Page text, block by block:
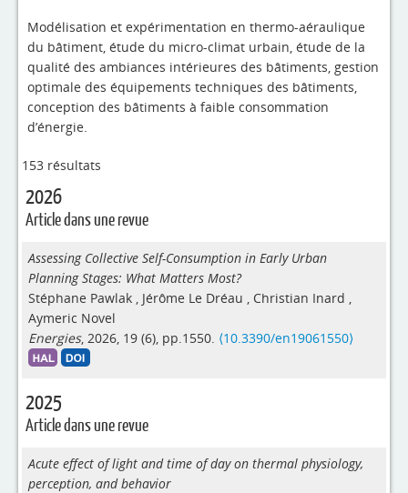
Modélisation et expérimentation en thermo-aéraulique
du bâtiment, étude du micro-climat urbain, étude de la
qualité des ambiances intérieures des bâtiments, gestion
optimale des équipements techniques des bâtiments,
conception des bâtiments à faible consommation
d’énergie.
153 résultats
2026
Article dans une revue
Assessing Collective Self-Consumption in Early Urban
Planning Stages: What Matters Most?
Stéphane Pawlak , Jérôme Le Dréau , Christian Inard ,
Aymeric Novel
Energies, 2026, 19 (6), pp.1550. ⟨10.3390/en19061550⟩
2025
Article dans une revue
Acute effect of light and time of day on thermal physiology,
perception, and behavior